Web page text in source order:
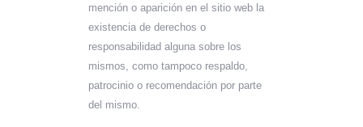
mención o aparición en el sitio web la
existencia de derechos o
responsabilidad alguna sobre los
mismos, como tampoco respaldo,
patrocinio o recomendación por parte
del mismo.